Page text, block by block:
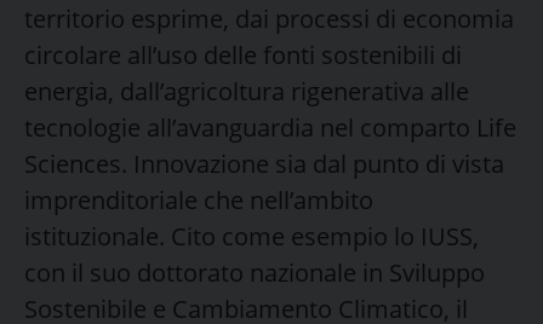
territorio esprime, dai processi di economia
circolare all’uso delle fonti sostenibili di
energia, dall’agricoltura rigenerativa alle
tecnologie all’avanguardia nel comparto Life
Sciences. Innovazione sia dal punto di vista
imprenditoriale che nell’ambito
istituzionale. Cito come esempio lo IUSS,
con il suo dottorato nazionale in Sviluppo
Sostenibile e Cambiamento Climatico, il